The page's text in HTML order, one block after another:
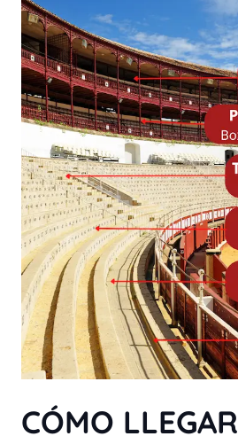
CÓMO LLEGAR